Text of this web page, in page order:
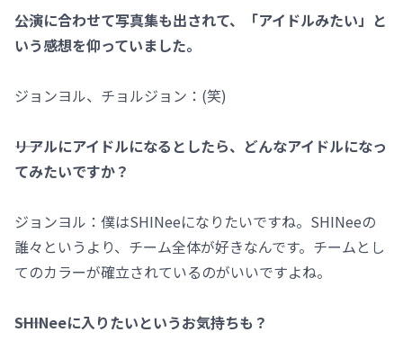
――公演に合わせて写真集も出されて、「アイドルみたい」と
いう感想を仰っていました。
ジョンヨル、チョルジョン：(笑)
――リアルにアイドルになるとしたら、どんなアイドルになっ
てみたいですか？
ジョンヨル：僕はSHINeeになりたいですね。SHINeeの
誰々というより、チーム全体が好きなんです。チームとし
てのカラーが確立されているのがいいですよね。
――SHINeeに入りたいというお気持ちも？